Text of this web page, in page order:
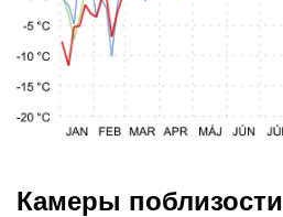
Камеры поблизости